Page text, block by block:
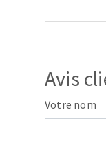
Avis
Votre nom